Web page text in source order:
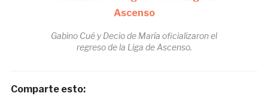
Gabino Cué y Decio de María oficializaron el
regreso de la Liga de Ascenso.
Comparte esto: